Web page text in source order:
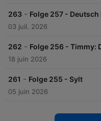
263 - Folge 257 -
03 juil. 2026
262 - Folge 256 - Timmy:
18 juin 2026
261 - Folge 255 - Sylt
05 juin 2026